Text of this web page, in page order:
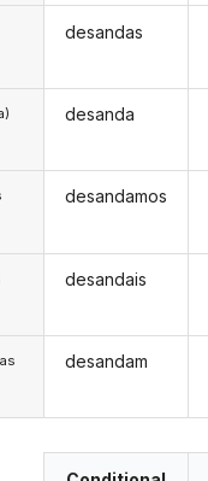
desandas
desanda
desandamos
desandais
desandam